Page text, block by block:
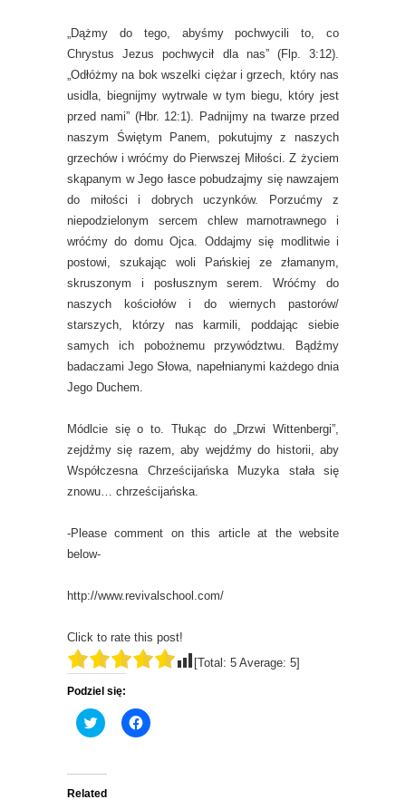
„Dążmy do tego, abyśmy pochwycili to, co
Chrystus Jezus pochwycił dla nas” (Flp. 3:12).
„Odłóżmy na bok wszelki ciężar i grzech, który nas
usidla, biegnijmy wytrwale w tym biegu, który jest
przed nami” (Hbr. 12:1). Padnijmy na twarze przed
naszym Świętym Panem, pokutujmy z naszych
grzechów i wróćmy do Pierwszej Miłości. Z życiem
skąpanym w Jego łasce pobudzajmy się nawzajem
do miłości i dobrych uczynków. Porzućmy z
niepodzielonym sercem chlew marnotrawnego i
wróćmy do domu Ojca. Oddajmy się modlitwie i
postowi, szukając woli Pańskiej ze złamanym,
skruszonym i posłusznym serem. Wróćmy do
naszych kościołów i do wiernych pastorów/
starszych, którzy nas karmili, poddając siebie
samych ich pobożnemu przywództwu. Bądźmy
badaczami Jego Słowa, napełnianymi każdego dnia
Jego Duchem.
Módlcie się o to. Tłukąc do „Drzwi Wittenbergi”,
zejdźmy się razem, aby wejdźmy do historii, aby
Współczesna Chrześcijańska Muzyka stała się
znowu… chrześcijańska.
-Please comment on this article at the website
below-
http://www.revivalschool.com/
Click to rate this post!
[Total: 5 Average: 5]
Podziel się:
C
l
t
o
s
C
l
Related